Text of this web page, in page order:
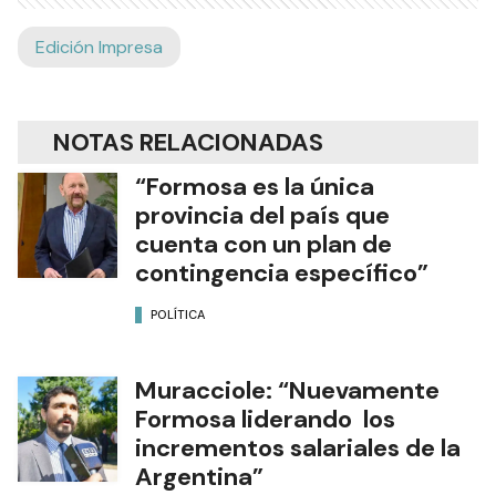
Edición Impresa
NOTAS RELACIONADAS
“Formosa es la única
provincia del país que
cuenta con un plan de
contingencia específico”
POLÍTICA
Muracciole: “Nuevamente
Formosa liderando los
incrementos salariales de la
Argentina”